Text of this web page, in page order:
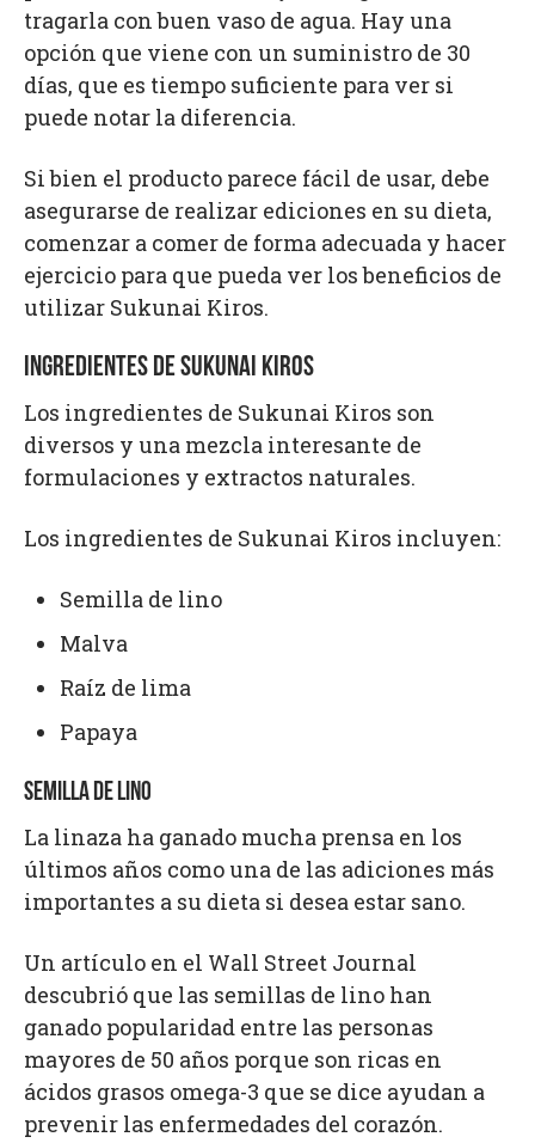
tragarla con buen vaso de agua. Hay una
opción que viene con un suministro de 30
días, que es tiempo suficiente para ver si
puede notar la diferencia.
Si bien el producto parece fácil de usar, debe
asegurarse de realizar ediciones en su dieta,
comenzar a comer de forma adecuada y hacer
ejercicio para que pueda ver los beneficios de
utilizar Sukunai Kiros.
INGREDIENTES DE SUKUNAI KIROS
Los ingredientes de Sukunai Kiros son
diversos y una mezcla interesante de
formulaciones y extractos naturales.
Los ingredientes de Sukunai Kiros incluyen:
Semilla de lino
Malva
Raíz de lima
Papaya
SEMILLA DE LINO
La linaza ha ganado mucha prensa en los
últimos años como una de las adiciones más
importantes a su dieta si desea estar sano.
Un artículo en el Wall Street Journal
descubrió que las semillas de lino han
ganado popularidad entre las personas
mayores de 50 años porque son ricas en
ácidos grasos omega-3 que se dice ayudan a
prevenir las enfermedades del corazón.